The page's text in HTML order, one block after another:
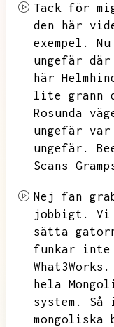
Tack för
den här
exempel.
ungefär
här
lite grann
Rosunda
ungefär
ungefär.
Scans
Nej fan
jobbigt.
Vi
sätta
funkar inte
What3Works.
hela
system.
Så
mongoliska